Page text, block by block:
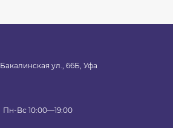
Бакалинская ул., 66Б, Уфа
Пн-Вс 10:00—19:00